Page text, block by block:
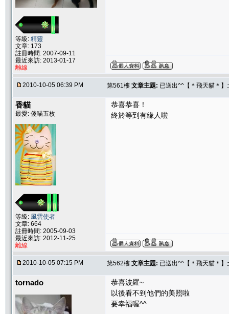
等級: 精靈
文章: 173
註冊時間: 2007-09-11
最近來訪: 2013-01-17
離線
2010-10-05 06:39 PM 第561樓 文章主題: 已送出^^【＊飛天貓＊】
香貓
最愛: 傻喵五枚
等級: 風雲使者
文章: 664
註冊時間: 2005-09-03
最近來訪: 2012-11-25
離線
恭喜恭喜！
終於等到有緣人啦
2010-10-05 07:15 PM 第562樓 文章主題: 已送出^^【＊飛天貓＊】
tornado
恭喜波羅~
以後看不到他們的美照啦
要幸福喔^^